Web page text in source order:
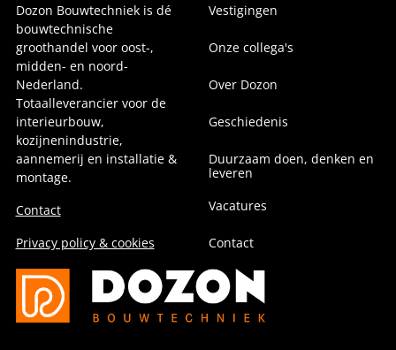
Dozon Bouwtechniek is dé
bouwtechnische
groothandel voor oost-,
midden- en noord-
Nederland.
Totaalleverancier voor de
interieurbouw,
kozijnenindustrie,
aannemerij en installatie &
montage.
Contact
Privacy policy & cookies
Vestigingen
Onze collega's
Over Dozon
Geschiedenis
Duurzaam doen, denken en
leveren
Vacatures
Contact